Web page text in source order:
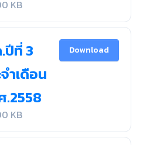
KB
ปีที่ 3
ำเดือน
.2558
KB
Download